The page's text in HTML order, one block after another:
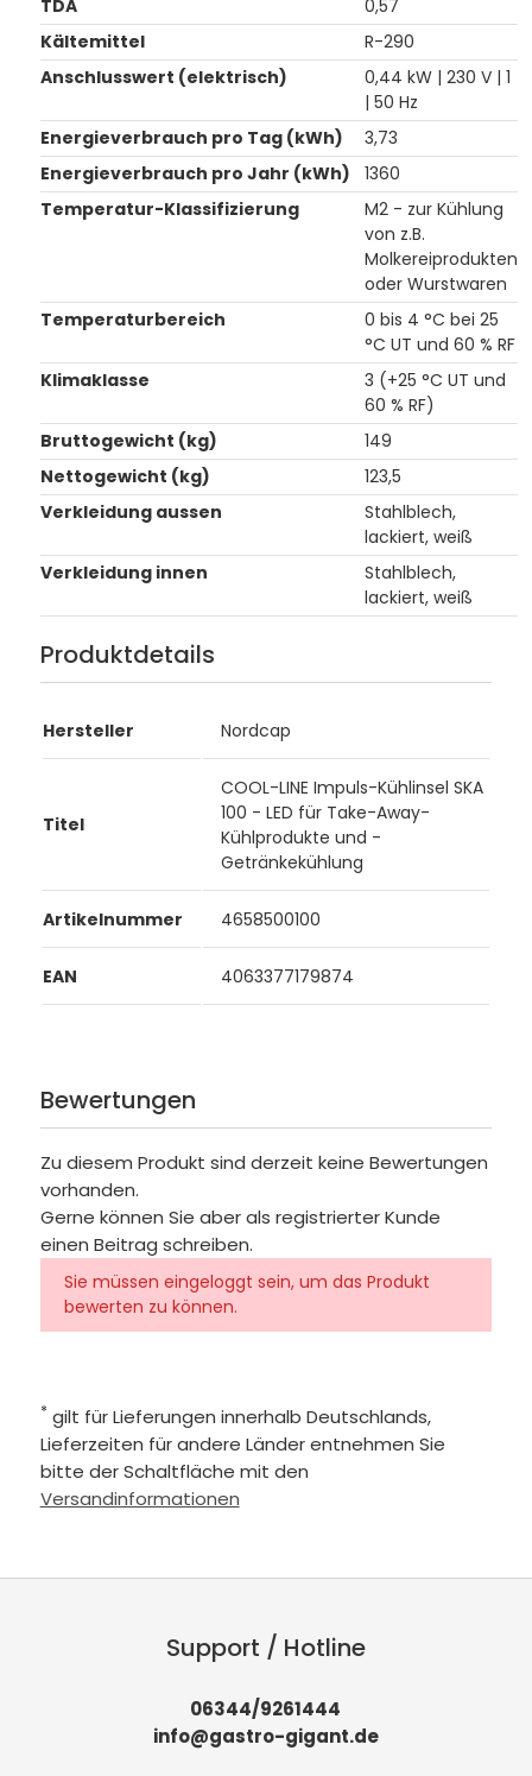
TDA
0,57
Kältemittel
R-290
Anschlusswert (elektrisch)
0,44 kW | 230 V | 1
| 50 Hz
Energieverbrauch pro Tag (kWh)
3,73
Energieverbrauch pro Jahr (kWh)
1360
Temperatur-Klassifizierung
M2 - zur Kühlung
von z.B.
Molkereiprodukten
oder Wurstwaren
Temperaturbereich
0 bis 4 °C bei 25
°C UT und 60 % RF
Klimaklasse
3 (+25 °C UT und
60 % RF)
Bruttogewicht (kg)
149
Nettogewicht (kg)
123,5
Verkleidung aussen
Stahlblech,
lackiert, weiß
Verkleidung innen
Stahlblech,
lackiert, weiß
Produktdetails
Hersteller Nordcap
Titel
COOL-LINE Impuls-Kühlinsel SKA
100 - LED für Take-Away-
Kühlprodukte und -
Getränkekühlung
Artikelnummer 4658500100
EAN 4063377179874
Bewertungen
Zu diesem Produkt sind derzeit keine Bewertungen
vorhanden.
Gerne können Sie aber als registrierter Kunde
einen Beitrag schreiben.
Sie müssen eingeloggt sein, um das Produkt
bewerten zu können.
* gilt für Lieferungen innerhalb Deutschlands,
Lieferzeiten für andere Länder entnehmen Sie
bitte der Schaltfläche mit den
Versandinformationen
Support / Hotline
06344/9261444
info@gastro-gigant.de